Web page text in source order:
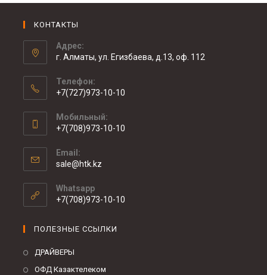
КОНТАКТЫ
Адрес:
г. Алматы, ул. Егизбаева, д.13, оф. 112
Телефон:
+7(727)973-10-10
Мобильный:
+7(708)973-10-10
Email:
sale@htk.kz
Whatsapp
+7(708)973-10-10
ПОЛЕЗНЫЕ ССЫЛКИ
ДРАЙВЕРЫ
ОФД Казактелеком